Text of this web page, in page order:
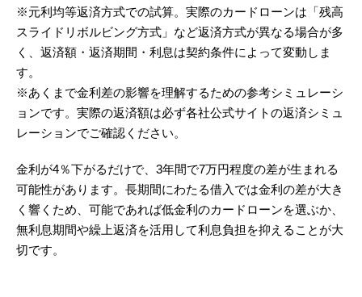
※元利均等返済方式での試算。実際のカードローンは「残高
スライドリボルビング方式」など返済方式が異なる場合が多
く、返済額・返済期間・利息は契約条件によって変動しま
す。
※あくまで金利差の影響を理解するための参考シミュレーシ
ョンです。実際の返済額は必ず各社公式サイトの返済シミュ
レーションでご確認ください。
金利が4％下がるだけで、3年間で7万円程度の差が生まれる
可能性があります。長期間にわたる借入では金利の差が大き
く響くため、可能であれば低金利のカードローンを選ぶか、
無利息期間や繰上返済を活用して利息負担を抑えることが大
切です。